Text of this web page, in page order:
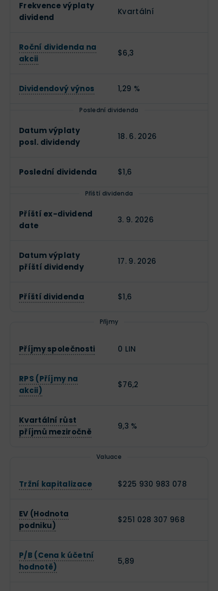
Frekvence výplaty
dividend
Kvartální
Roční dividenda na
akcii
$6,3
Dividendový výnos 1,29 %
Poslední dividenda
Datum výplaty
posl. dividendy
18. 6. 2026
Poslední dividenda $1,6
Příští dividenda
Příští ex-dividend
date
3. 9. 2026
Datum výplaty
příští dividendy
17. 9. 2026
Příští dividenda $1,6
Příjmy
Příjmy společnosti 0 LIN
RPS (Příjmy na
akcii)
$76,2
Kvartální růst
příjmů meziročně
9,3 %
Valuace
Tržní kapitalizace $225 930 983 078
EV (Hodnota
podniku)
$251 028 307 968
P/B (Cena k účetní
hodnotě)
5,89